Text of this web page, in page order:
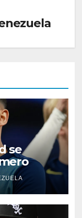
se